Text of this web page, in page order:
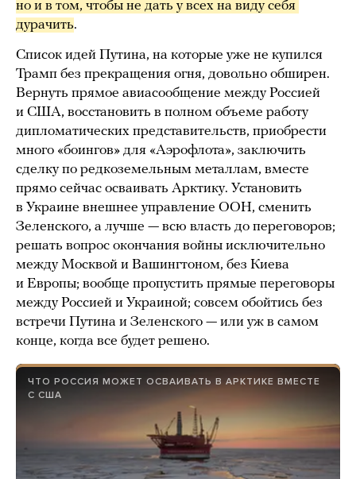
но и в том, чтобы не дать у всех на виду себя
дурачить.
Список идей Путина, на которые уже не купился
Трамп без прекращения огня, довольно обширен.
Вернуть прямое авиасообщение между Россией
и США, восстановить в полном объеме работу
дипломатических представительств, приобрести
много «боингов» для «Аэрофлота», заключить
сделку по редкоземельным металлам, вместе
прямо сейчас осваивать Арктику. Установить
в Украине внешнее управление ООН, сменить
Зеленского, а лучше — всю власть до переговоров;
решать вопрос окончания войны исключительно
между Москвой и Вашингтоном, без Киева
и Европы; вообще пропустить прямые переговоры
между Россией и Украиной; совсем обойтись без
встречи Путина и Зеленского — или уж в самом
конце, когда все будет решено.
ЧТО РОССИЯ МОЖЕТ ОСВАИВАТЬ В АРКТИКЕ ВМЕСТЕ
С США